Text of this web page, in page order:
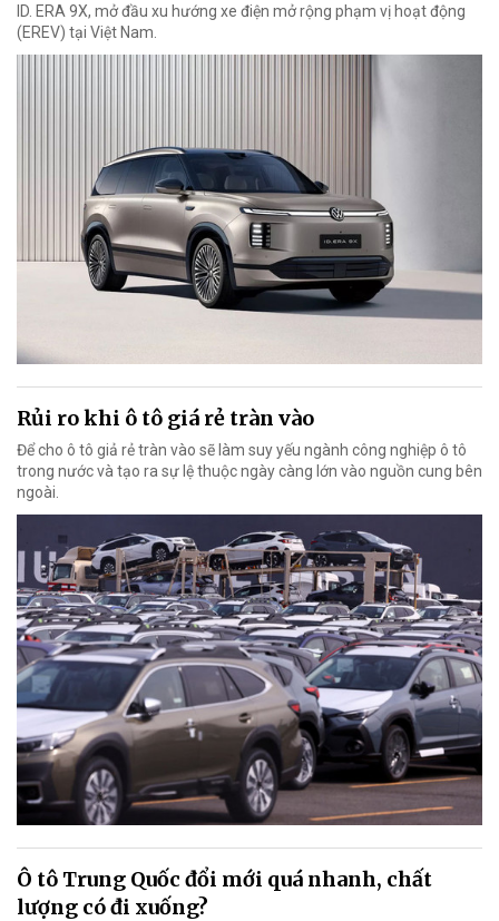
ID. ERA 9X, mở đầu xu hướng xe điện mở rộng phạm vị hoạt động
(EREV) tại Việt Nam.
Rủi ro khi ô tô giá rẻ tràn vào
Để cho ô tô giả rẻ tràn vào sẽ làm suy yếu ngành công nghiệp ô tô
trong nước và tạo ra sự lệ thuộc ngày càng lớn vào nguồn cung bên
ngoài.
Ô tô Trung Quốc đổi mới quá nhanh, chất
lượng có đi xuống?